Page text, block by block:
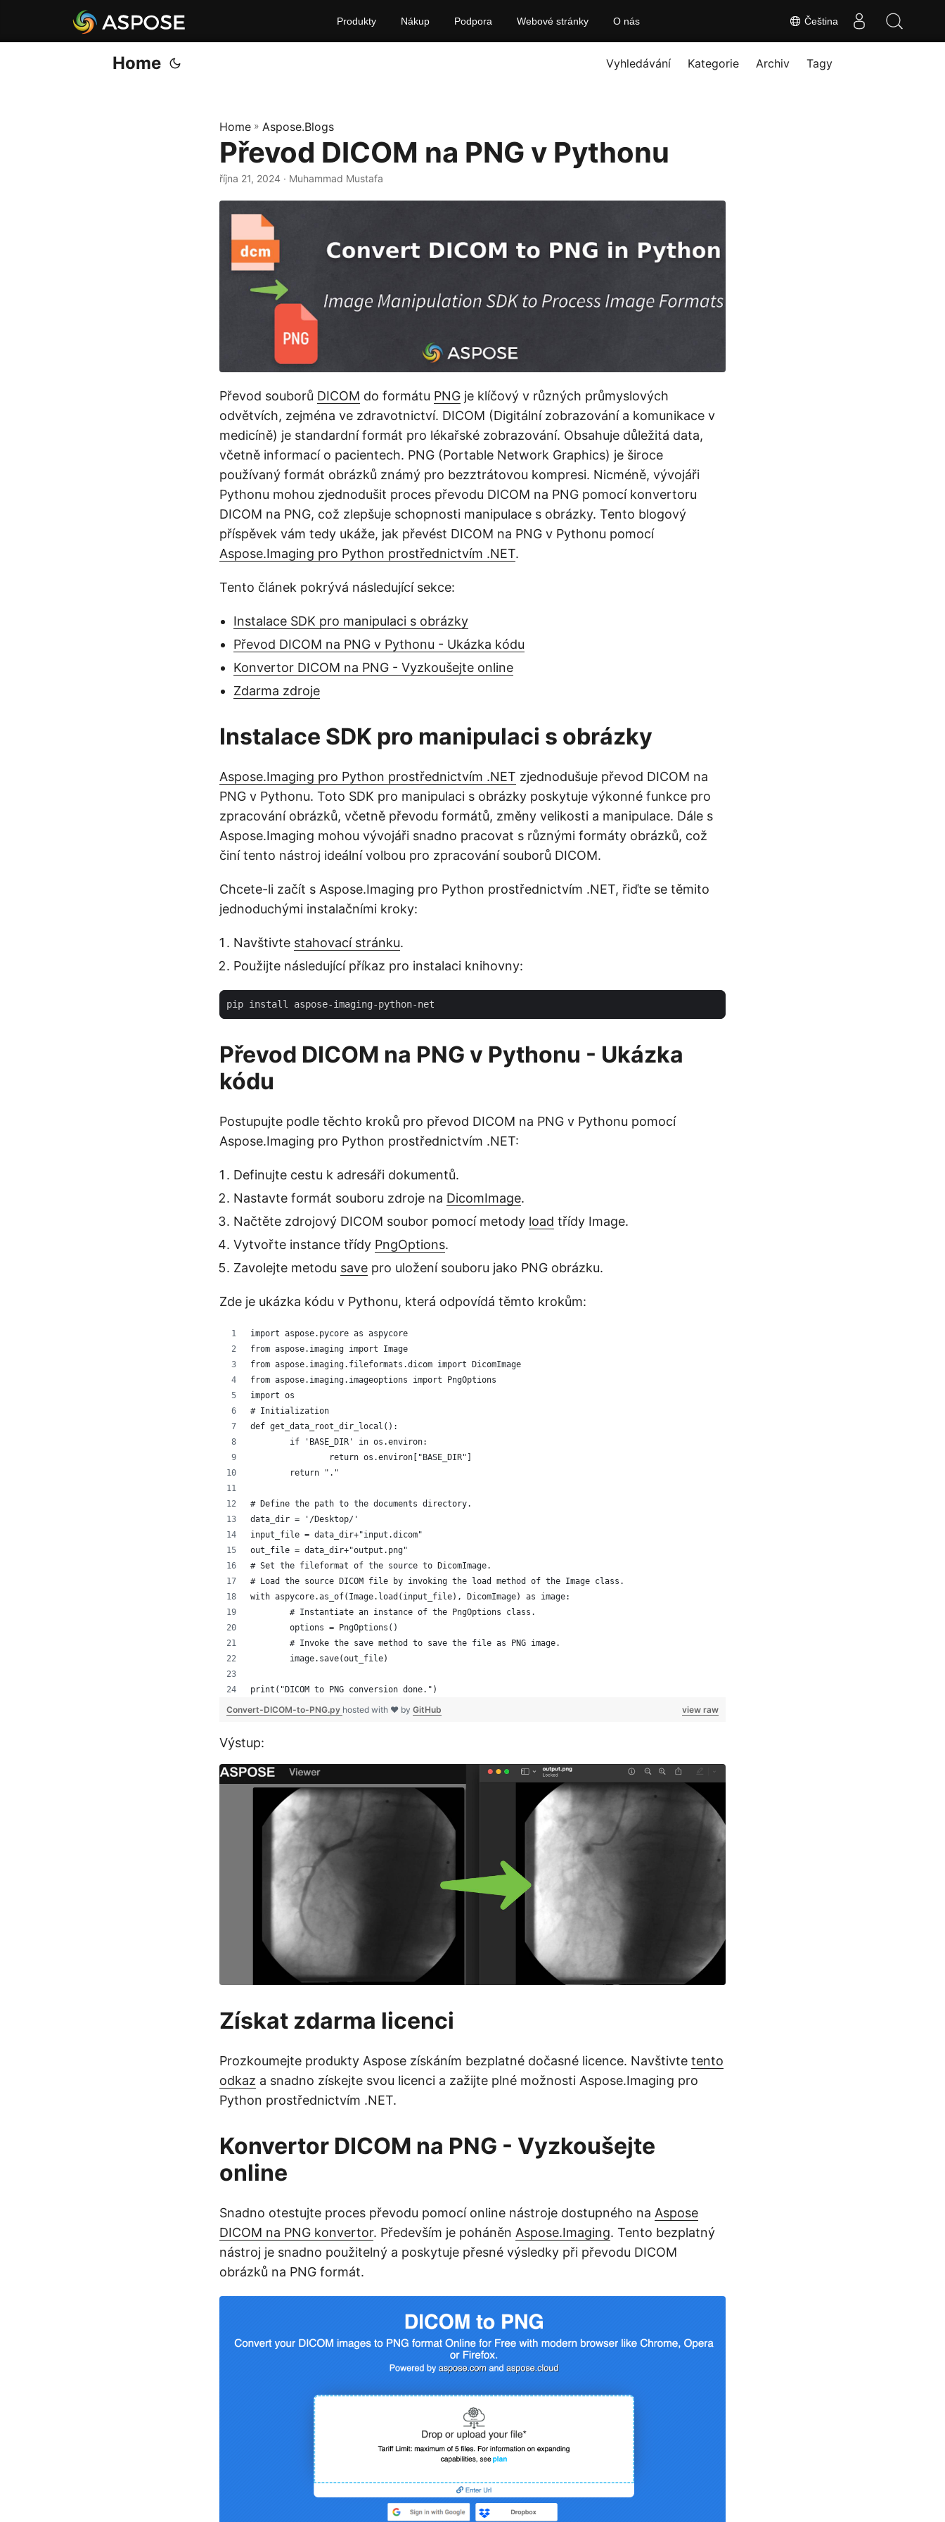
Čeština
Produkty Nákup Podpora Webové stránky O nás
Home Vyhledávání Kategorie Archiv Tagy
Home » Aspose.Blogs
Převod DICOM na PNG v Pythonu
října 21, 2024 · Muhammad Mustafa
Převod souborů DICOM do formátu PNG je klíčový v různých průmyslových
odvětvích, zejména ve zdravotnictví. DICOM (Digitální zobrazování a komunikace v
medicíně) je standardní formát pro lékařské zobrazování. Obsahuje důležitá data,
včetně informací o pacientech. PNG (Portable Network Graphics) je široce
používaný formát obrázků známý pro bezztrátovou kompresi. Nicméně, vývojáři
Pythonu mohou zjednodušit proces převodu DICOM na PNG pomocí konvertoru
DICOM na PNG, což zlepšuje schopnosti manipulace s obrázky. Tento blogový
příspěvek vám tedy ukáže, jak převést DICOM na PNG v Pythonu pomocí
Aspose.Imaging pro Python prostřednictvím .NET.
Tento článek pokrývá následující sekce:
Instalace SDK pro manipulaci s obrázky
Převod DICOM na PNG v Pythonu - Ukázka kódu
Konvertor DICOM na PNG - Vyzkoušejte online
Zdarma zdroje
Instalace SDK pro manipulaci s obrázky
Aspose.Imaging pro Python prostřednictvím .NET zjednodušuje převod DICOM na
PNG v Pythonu. Toto SDK pro manipulaci s obrázky poskytuje výkonné funkce pro
zpracování obrázků, včetně převodu formátů, změny velikosti a manipulace. Dále s
Aspose.Imaging mohou vývojáři snadno pracovat s různými formáty obrázků, což
činí tento nástroj ideální volbou pro zpracování souborů DICOM.
Chcete-li začít s Aspose.Imaging pro Python prostřednictvím .NET, řiďte se těmito
jednoduchými instalačními kroky:
Navštivte stahovací stránku.
Použijte následující příkaz pro instalaci knihovny:
Převod DICOM na PNG v Pythonu - Ukázka
kódu
Postupujte podle těchto kroků pro převod DICOM na PNG v Pythonu pomocí
Aspose.Imaging pro Python prostřednictvím .NET:
Definujte cestu k adresáři dokumentů.
Nastavte formát souboru zdroje na DicomImage.
Načtěte zdrojový DICOM soubor pomocí metody load třídy Image.
Vytvořte instance třídy PngOptions.
Zavolejte metodu save pro uložení souboru jako PNG obrázku.
Zde je ukázka kódu v Pythonu, která odpovídá těmto krokům:
import aspose.pycore as aspycore
from aspose.imaging import Image
from aspose.imaging.fileformats.dicom import DicomImage
from aspose.imaging.imageoptions import PngOptions
import os
# Initialization
def get_data_root_dir_local():
	if 'BASE_DIR' in os.environ:
		return os.environ["BASE_DIR"]
	return "."
# Define the path to the documents directory.
data_dir = '/Desktop/'
input_file = data_dir+"input.dicom"
out_file = data_dir+"output.png"
# Set the fileformat of the source to DicomImage.
# Load the source DICOM file by invoking the load method of the Image class.
with aspycore.as_of(Image.load(input_file), DicomImage) as image:
	# Instantiate an instance of the PngOptions class.
	options = PngOptions()
	# Invoke the save method to save the file as PNG image.
	image.save(out_file)
print("DICOM to PNG conversion done.")
view raw
Convert-DICOM-to-PNG.py hosted with ❤ by GitHub
Výstup:
Získat zdarma licenci
Prozkoumejte produkty Aspose získáním bezplatné dočasné licence. Navštivte tento
odkaz a snadno získejte svou licenci a zažijte plné možnosti Aspose.Imaging pro
Python prostřednictvím .NET.
Konvertor DICOM na PNG - Vyzkoušejte
online
Snadno otestujte proces převodu pomocí online nástroje dostupného na Aspose
DICOM na PNG konvertor. Především je poháněn Aspose.Imaging. Tento bezplatný
nástroj je snadno použitelný a poskytuje přesné výsledky při převodu DICOM
obrázků na PNG formát.